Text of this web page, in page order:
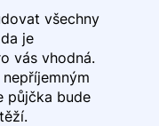
všechny
je
vás vhodná.
půjčka bude